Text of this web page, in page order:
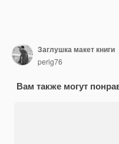
Заглушка макет книги
perig76
Вам также могут